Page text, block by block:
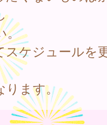
。
スケジュールを
ります。